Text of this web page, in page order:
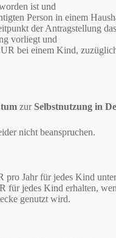
ist und
Person in einem
der Antragstellung
vorliegt und
bei einem Kind,
zur Selbstnutzung in
nicht beanspruchen.
pro Jahr für jedes Kind
für jedes Kind erhalten,
genutzt wird.